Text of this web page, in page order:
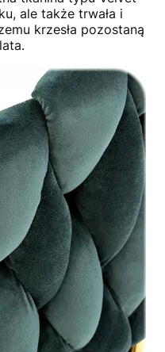
ale także trwała i
krzesła pozostaną